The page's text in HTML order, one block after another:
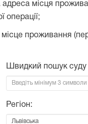
адреса місця
операції;
проживання
Швидкий пошук суду
Регіон: